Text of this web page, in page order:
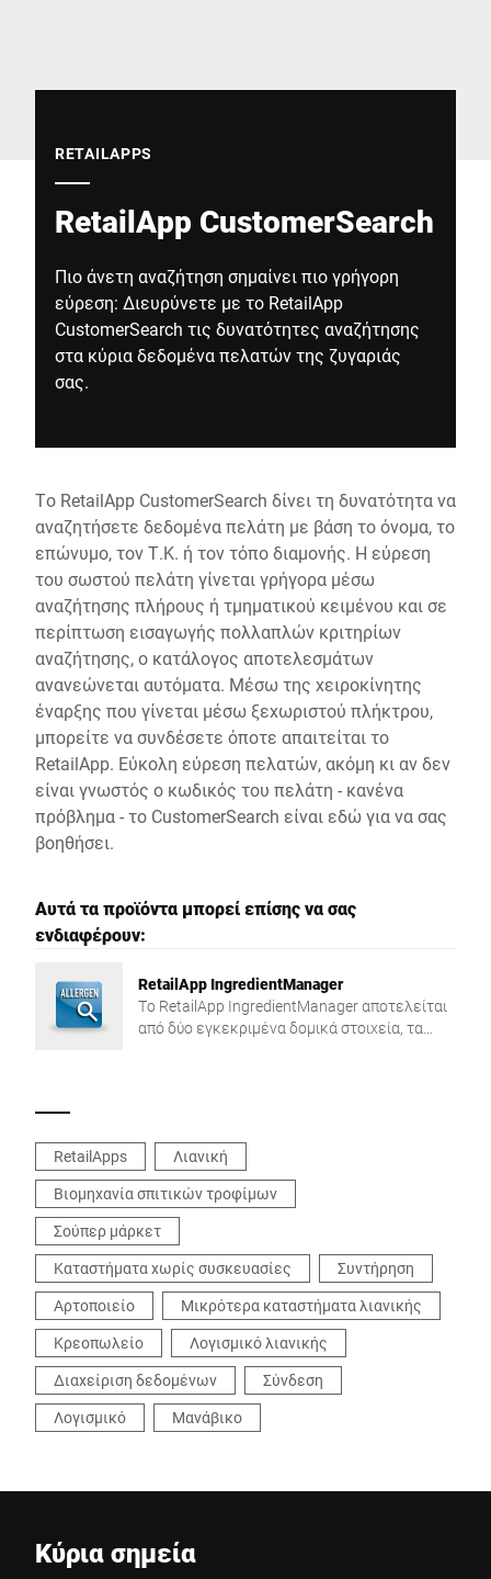
RETAILAPPS
RetailApp CustomerSearch
Πιο άνετη αναζήτηση σημαίνει πιο γρήγορη
εύρεση: Διευρύνετε με το RetailApp
CustomerSearch τις δυνατότητες αναζήτησης
στα κύρια δεδομένα πελατών της ζυγαριάς
σας.
Το RetailApp CustomerSearch δίνει τη δυνατότητα να
αναζητήσετε δεδομένα πελάτη με βάση το όνομα, το
επώνυμο, τον Τ.Κ. ή τον τόπο διαμονής. Η εύρεση
του σωστού πελάτη γίνεται γρήγορα μέσω
αναζήτησης πλήρους ή τμηματικού κειμένου και σε
περίπτωση εισαγωγής πολλαπλών κριτηρίων
αναζήτησης, ο κατάλογος αποτελεσμάτων
ανανεώνεται αυτόματα. Μέσω της χειροκίνητης
έναρξης που γίνεται μέσω ξεχωριστού πλήκτρου,
μπορείτε να συνδέσετε όποτε απαιτείται το
RetailApp. Εύκολη εύρεση πελατών, ακόμη κι αν δεν
είναι γνωστός ο κωδικός του πελάτη - κανένα
πρόβλημα - το CustomerSearch είναι εδώ για να σας
βοηθήσει.
Αυτά τα προϊόντα μπορεί επίσης να σας
ενδιαφέρουν:
RetailApp IngredientManager
Το RetailApp IngredientManager αποτελείται
από δύο εγκεκριμένα δομικά στοιχεία, τα
RetailApps
Λιανική
Βιομηχανία σπιτικών τροφίμων
Σούπερ μάρκετ
Καταστήματα χωρίς συσκευασίες
Συντήρηση
Αρτοποιείο
Μικρότερα καταστήματα λιανικής
Κρεοπωλείο
Λογισμικό λιανικής
Διαχείριση δεδομένων
Σύνδεση
Λογισμικό
Μανάβικο
Κύρια σημεία